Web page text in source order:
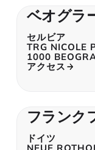
ベオグラ
セルビア
TRG NICOLE
1000
アクセス
フランク
ドイツ